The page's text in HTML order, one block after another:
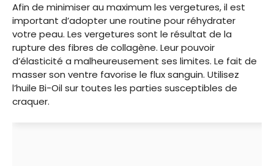
Afin de minimiser au maximum les vergetures, il est
important d’adopter une routine pour réhydrater
votre peau. Les vergetures sont le résultat de la
rupture des fibres de collagène. Leur pouvoir
d’élasticité a malheureusement ses limites. Le fait de
masser son ventre favorise le flux sanguin. Utilisez
l’huile Bi-Oil sur toutes les parties susceptibles de
craquer.